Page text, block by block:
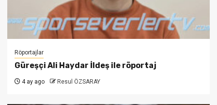
Röportajlar
Güreşçi Ali Haydar İldeş ile röportaj
4 ay ago Resul ÖZSARAY